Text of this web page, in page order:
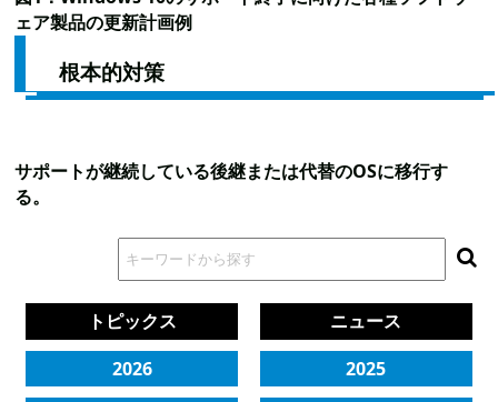
ェア製品の更新計画例
根本的対策
サポートが継続している後継または代替のOSに移行す
る。
トピックス
ニュース
2026
2025